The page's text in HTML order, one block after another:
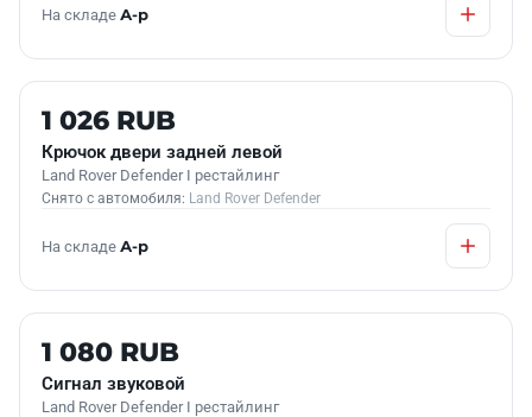
На складе А-р
Б/У В НАЛИЧИИ
1 026 RUB
Крючок двери задней левой
Land Rover Defender I рестайлинг
Снято с автомобиля: Land Rover Defender
На складе А-р
Б/У В НАЛИЧИИ
1 080 RUB
Сигнал звуковой
Land Rover Defender I рестайлинг